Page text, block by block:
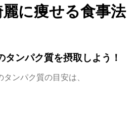
に痩せる食事法
ンパク質を摂取しよう！
ンパク質の目安は、